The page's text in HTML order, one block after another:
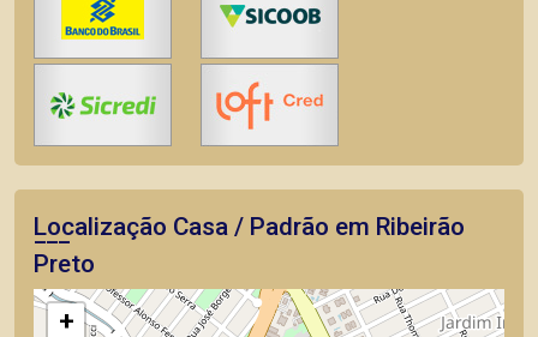
Localização Casa / Padrão em Ribeirão
Preto
+